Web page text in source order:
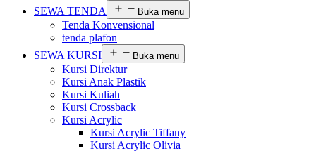
SEWA TENDA
Buka menu
Tenda Konvensional
tenda plafon
SEWA KURSI
Buka menu
Kursi Direktur
Kursi Anak Plastik
Kursi Kuliah
Kursi Crossback
Kursi Acrylic
Kursi Acrylic Tiffany
Kursi Acrylic Olivia